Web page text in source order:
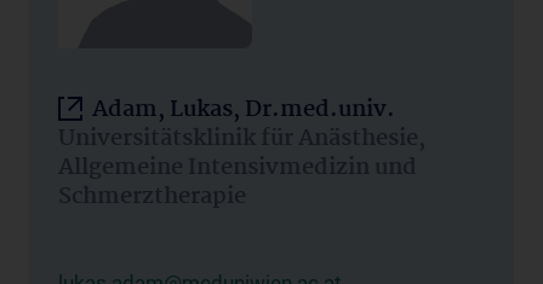
Adam, Lukas, Dr.med.univ.
Universitätsklinik für Anästhesie,
Allgemeine Intensivmedizin und
Schmerztherapie